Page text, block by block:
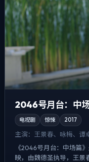
2046号月台：中场
电视剧 惊悚 2017
主演： 王景春、咏梅、谭
《2046号月台：中场篇
映，由魏德圣执导，王景